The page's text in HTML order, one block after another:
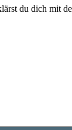
du dich mit